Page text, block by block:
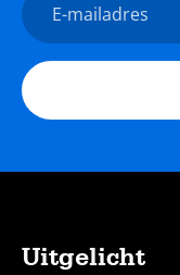
mailadres
Uitgelicht